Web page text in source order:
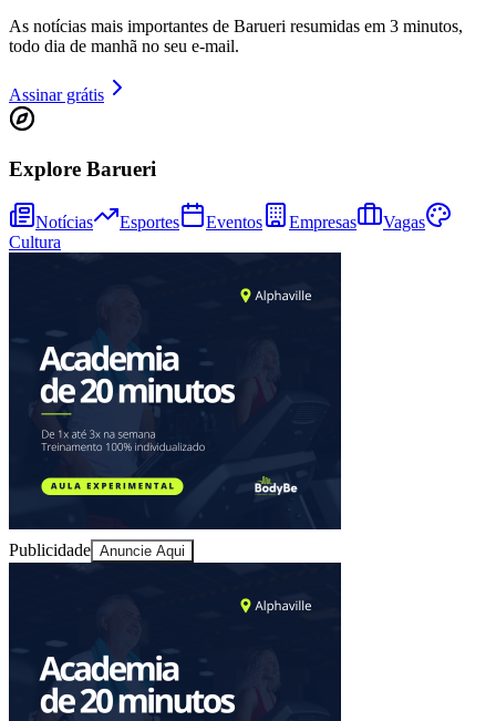
Fortaleza
As notícias mais importantes de Barueri resumidas em 3 minutos,
todo dia de manhã no seu e-mail.
Assinar grátis
Explore Barueri
Notícias Esportes Eventos Empresas
Vagas
Cultura
Publicidade Anuncie Aqui